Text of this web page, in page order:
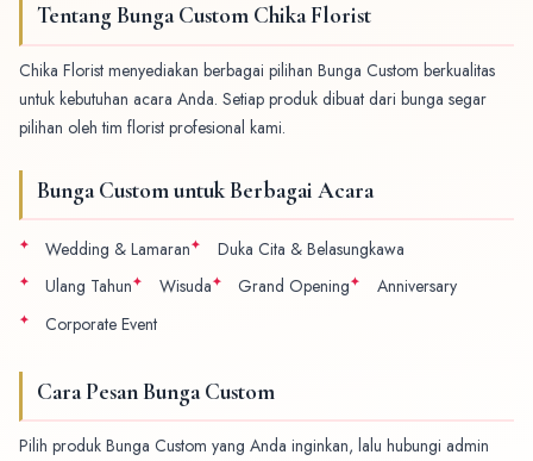
Tentang Bunga Custom Chika Florist
Chika Florist menyediakan berbagai pilihan Bunga Custom berkualitas
untuk kebutuhan acara Anda. Setiap produk dibuat dari bunga segar
pilihan oleh tim florist profesional kami.
Bunga Custom untuk Berbagai Acara
Wedding & Lamaran
Duka Cita & Belasungkawa
Ulang Tahun
Wisuda Grand Opening
Anniversary
Corporate Event
Cara Pesan Bunga Custom
Pilih produk Bunga Custom yang Anda inginkan, lalu hubungi admin